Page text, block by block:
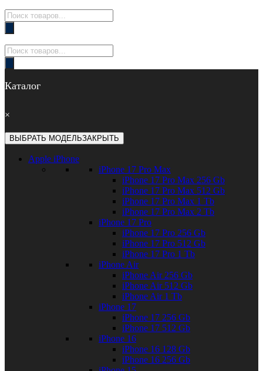
Поиск
товаров
Поиск
товаров
Каталог
×
ВЫБРАТЬ МОДЕЛЬЗАКРЫТЬ
Apple iPhone
iPhone 17 Pro Max
iPhone 17 Pro Max 256 Gb
iPhone 17 Pro Max 512 Gb
iPhone 17 Pro Max 1 Tb
iPhone 17 Pro Max 2 Tb
iPhone 17 Pro
iPhone 17 Pro 256 Gb
iPhone 17 Pro 512 Gb
iPhone 17 Pro 1 Tb
iPhone Air
iPhone Air 256 Gb
iPhone Air 512 Gb
iPhone Air 1 Tb
iPhone 17
iPhone 17 256 Gb
iPhone 17 512 Gb
iPhone 16
iPhone 16 128 Gb
iPhone 16 256 Gb